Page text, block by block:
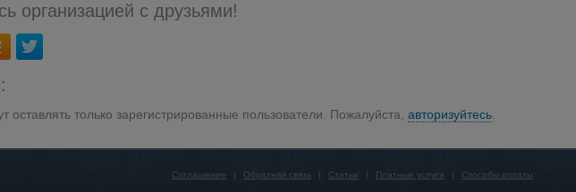
организацией с друзьями!
оставлять только зарегистрированные пользователи. Пожалуйста, авторизуйтесь.
Соглашение | Обратная связь | Статьи | Платные услуги | Способы оплаты